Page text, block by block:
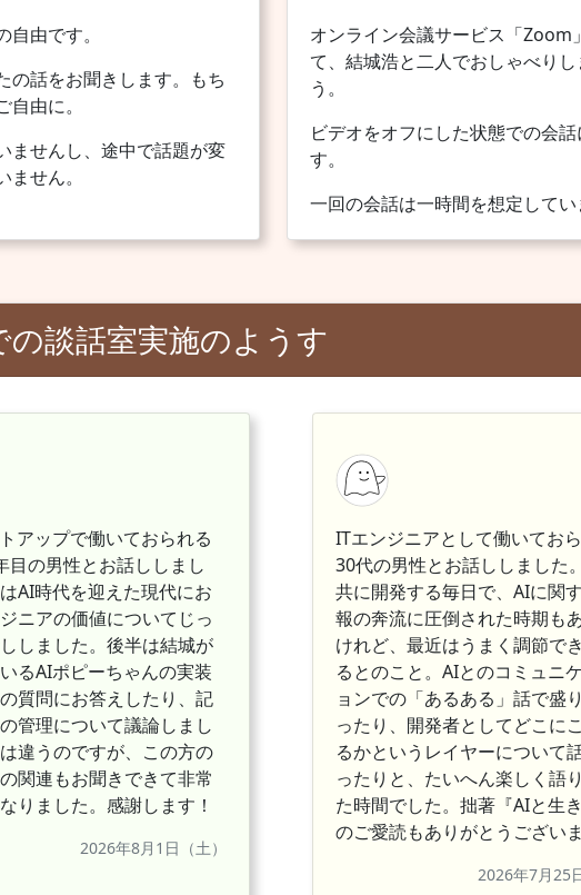
由です。
の話をお聞きします。もち
由に。
ませんし、途中で話題が変
せん。
オンライン会議サービス「Zoom
て、結城浩と二人でおしゃべりし
う。
ビデオをオフにした状態での会話
す。
一回の会話は一時間を想定してい
の談話室実施のようす
アップで働いておられる
目の男性とお話ししまし
AI時代を迎えた現代にお
ニアの価値についてじっ
しました。後半は結城が
るAIポピーちゃんの実装
質問にお答えしたり、記
管理について議論しまし
違うのですが、この方の
関連もお聞きできて非常
りました。感謝します！
2026年8月1日（土）
ITエンジニアとして働いてお
30代の男性とお話ししました
共に開発する毎日で、AIに関
報の奔流に圧倒された時期も
けれど、最近はうまく調節で
るとのこと。AIとのコミュニ
ョンでの「あるある」話で盛
ったり、開発者としてどこに
るかというレイヤーについて
ったりと、たいへん楽しく語
た時間でした。拙著『AIと生き
のご愛読もありがとうござい
2026年7月25